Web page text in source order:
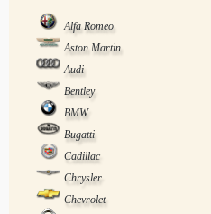
Alfa Romeo
Aston Martin
Audi
Bentley
BMW
Bugatti
Cadillac
Chrysler
Chevrolet